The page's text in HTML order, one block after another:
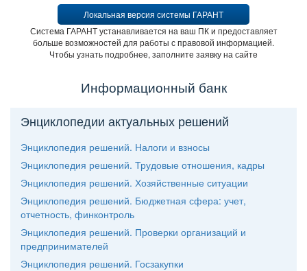
Локальная версия системы ГАРАНТ
Система ГАРАНТ устанавливается на ваш ПК и предоставляет
ольше возможностей для работы с правовой информацией.
Чтобы узнать подробнее, заполните заявку на сайте
Информационный банк
Энциклопедии актуальных решений
Энциклопедия решений. Налоги и взносы
Энциклопедия решений. Трудовые отношения, кадры
Энциклопедия решений. Хозяйственные ситуации
Энциклопедия решений. Бюджетная сфера: учет,
отчетность, финконтроль
Энциклопедия решений. Проверки организаций и
предпринимателей
Энциклопедия решений. Госзакупки